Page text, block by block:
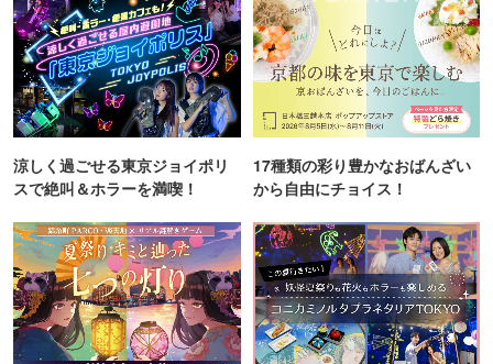
涼しく過ごせる東京ジョイポリ
スで絶叫＆ホラーを満喫！
17種類の彩り豊かなおばんざい
から自由にチョイス！